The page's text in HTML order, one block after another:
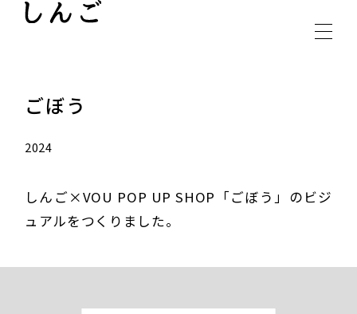
INSTAGRAM
ごぼう
2024
しんご×VOU POP UP SHOP「ごぼう」のビジ
ュアルをつくりました。